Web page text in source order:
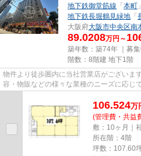
地下鉄御堂筋線 「本町
地下鉄長堀鶴見緑地 「
大阪府大阪市中央区南
89.0208万円～
築年数：築74年 ｜募集
階数：8階建 地下1階
物件より徒歩圏内に当社営業店がございま
容・物販などの様々な業種のニーズに応じ
尚、弊社ではおとり広告は一切...
106.524万
(管理費・共益
敷：10ヶ月｜
所在階：4階
坪数：107.60